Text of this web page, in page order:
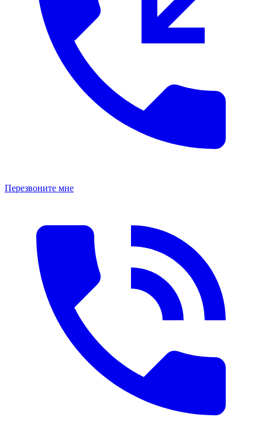
Перезвоните мне